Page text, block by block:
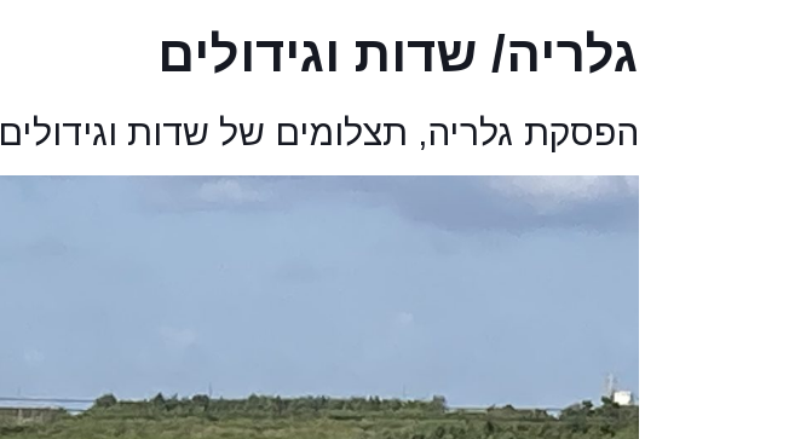
גלריה/ שדות וגידולים
הפסקת גלריה, תצלומים של שדות וגידולים